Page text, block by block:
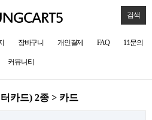
검색
장바구니 개인결제 FAQ 1:1문의
커뮤니티
카드) 2종 > 카드